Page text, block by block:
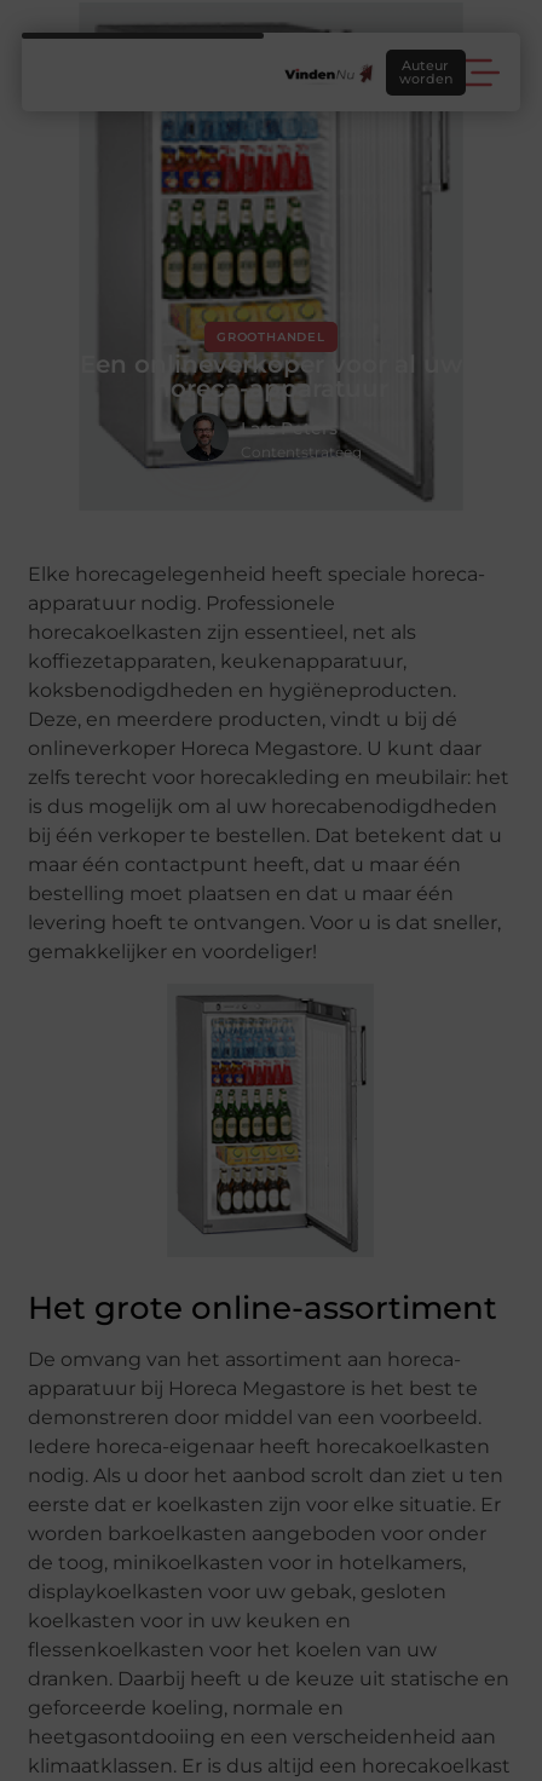
Auteur
worden
GROOTHANDEL
Een onlineverkoper voor al uw
horeca-apparatuur
Lars Peters
Contentstrateeg
Elke horecagelegenheid heeft speciale horeca-
apparatuur nodig. Professionele
horecakoelkasten zijn essentieel, net als
koffiezetapparaten, keukenapparatuur,
koksbenodigdheden en hygiëneproducten.
Deze, en meerdere producten, vindt u bij dé
onlineverkoper Horeca Megastore. U kunt daar
zelfs terecht voor horecakleding en meubilair: het
is dus mogelijk om al uw horecabenodigdheden
bij één verkoper te bestellen. Dat betekent dat u
maar één contactpunt heeft, dat u maar één
bestelling moet plaatsen en dat u maar één
levering hoeft te ontvangen. Voor u is dat sneller,
gemakkelijker en voordeliger!
Het grote online-assortiment
De omvang van het assortiment aan horeca-
apparatuur bij Horeca Megastore is het best te
demonstreren door middel van een voorbeeld.
Iedere horeca-eigenaar heeft horecakoelkasten
nodig. Als u door het aanbod scrolt dan ziet u ten
eerste dat er koelkasten zijn voor elke situatie. Er
worden barkoelkasten aangeboden voor onder
de toog, minikoelkasten voor in hotelkamers,
displaykoelkasten voor uw gebak, gesloten
koelkasten voor in uw keuken en
flessenkoelkasten voor het koelen van uw
dranken. Daarbij heeft u de keuze uit statische en
geforceerde koeling, normale en
heetgasontdooiing en een verscheidenheid aan
klimaatklassen. Er is dus altijd een horecakoelkast